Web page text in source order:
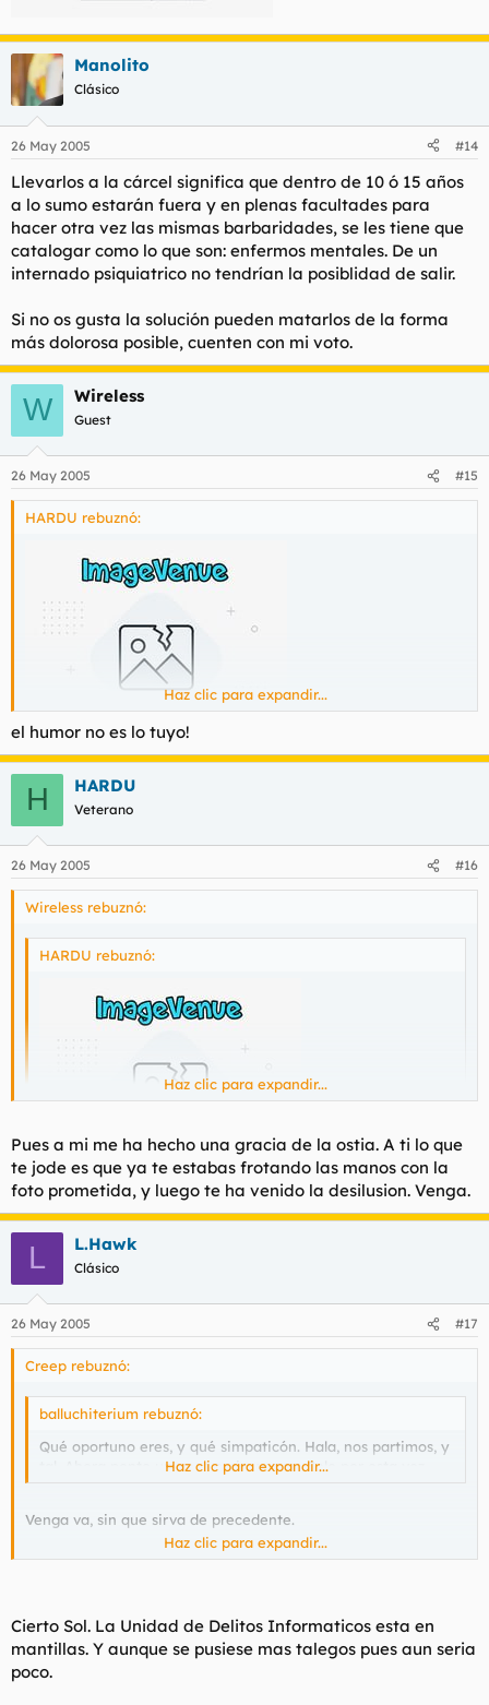
Manolito
Clásico
26 May 2005 #14
Llevarlos a la cárcel significa que dentro de 10 ó 15 años
a lo sumo estarán fuera y en plenas facultades para
hacer otra vez las mismas barbaridades, se les tiene que
catalogar como lo que son: enfermos mentales. De un
internado psiquiatrico no tendrían la posiblidad de salir.
Si no os gusta la solución pueden matarlos de la forma
más dolorosa posible, cuenten con mi voto.
W Wireless
Guest
26 May 2005 #15
HARDU rebuznó:
Haz clic para expandir...
el humor no es lo tuyo!
H HARDU
Veterano
26 May 2005 #16
Wireless rebuznó:
HARDU rebuznó:
el humor no es lo tuyo!
Haz clic para expandir...
Pues a mi me ha hecho una gracia de la ostia. A ti lo que
te jode es que ya te estabas frotando las manos con la
foto prometida, y luego te ha venido la desilusion. Venga.
L L.Hawk
Clásico
26 May 2005 #17
Creep rebuznó:
balluchiterium rebuznó:
Qué oportuno eres, y qué simpaticón. Hala, nos partimos, y
tal. Ahora ponte un poco serio, venga. Solo por esta vez.
Haz clic para expandir...
Venga va, sin que sirva de precedente.
Desearles a estos hijos de puta que a ellos les pase lo mismo es
a amigos.
Todos pensamos lo mismo al respecto, la mayor pena de cárcel
posible, ya que nuestro sistema judicial no nos permite la pena
Haz clic para expandir...
Cierto Sol. La Unidad de Delitos Informaticos esta en
mantillas. Y aunque se pusiese mas talegos pues aun seria
poco.